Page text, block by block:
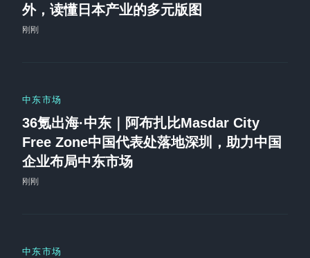
外，读懂日本产业的多元版图
刚刚
中东市场
36氪出海·中东｜阿布扎比Masdar City
Free Zone中国代表处落地深圳，助力中国
企业布局中东市场
刚刚
中东市场